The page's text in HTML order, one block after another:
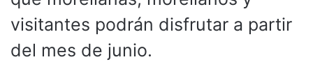
visitantes podrán disfrutar a partir
del mes de junio.